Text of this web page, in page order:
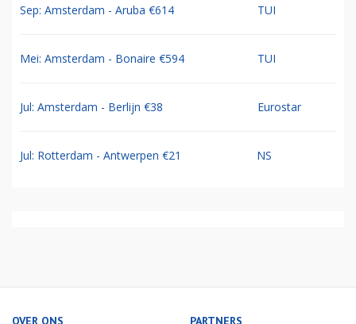
Sep: Amsterdam - Aruba €614 TUI
Mei: Amsterdam - Bonaire €594 TUI
Jul: Amsterdam - Berlijn €38 Eurostar
Jul: Rotterdam - Antwerpen €21 NS
OVER ONS PARTNERS